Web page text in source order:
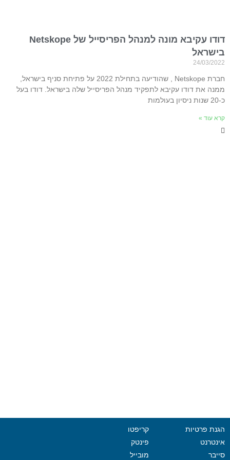
דודו עקיבא מונה למנהל הפריסייל של Netskope
בישראל
24/03/2022
חברת Netskope , שהודיעה בתחילת 2022 על פתיחת סניף בישראל,
ממנה את דודו עקיבא לתפקיד מנהל הפריסייל שלה בישראל. דודו בעל
כ-20 שנות ניסיון בעולמות
קרא עוד »
הגנת פרטיות
אינטרנט
סייבר
קריפטו
פינטק
מובייל